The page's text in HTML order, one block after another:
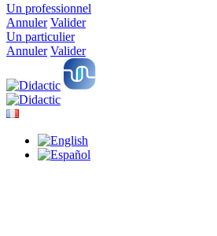
Un professionnel
Annuler Valider
Un particulier
Annuler Valider